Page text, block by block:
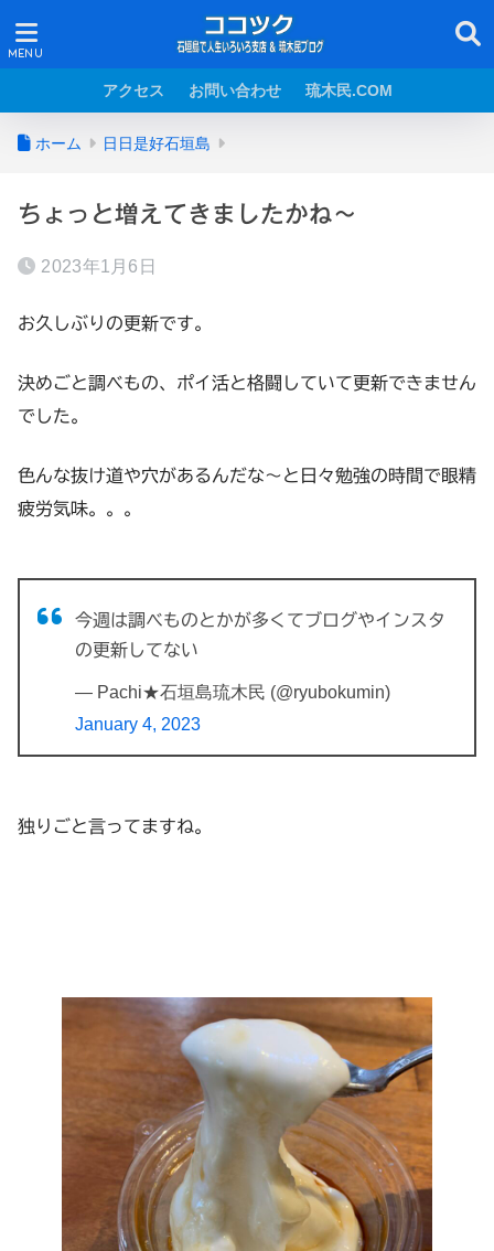
アクセス お問い合わせ 琉木民.COM
ホーム 日日是好石垣島
ちょっと増えてきましたかね～
2023年1月6日
お久しぶりの更新です。
決めごと調べもの、ポイ活と格闘していて更新できません
でした。
色んな抜け道や穴があるんだな～と日々勉強の時間で眼精
疲労気味。。。
今週は調べものとかが多くてブログやインスタ
の更新してない
— Pachi★石垣島琉木民 (@ryubokumin)
January 4, 2023
独りごと言ってますね。